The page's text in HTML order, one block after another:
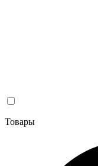
Товары